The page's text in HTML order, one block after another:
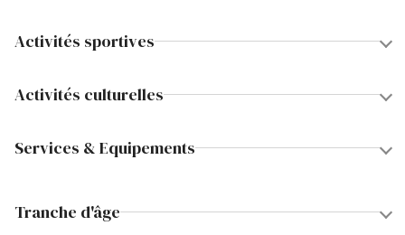
Activités sportives
Activités culturelles
Services & Equipements
Tranche d'âge